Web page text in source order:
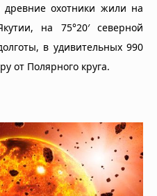
древние охотники жили на
на 75°20′ северной
в удивительных 990
от Полярного круга.